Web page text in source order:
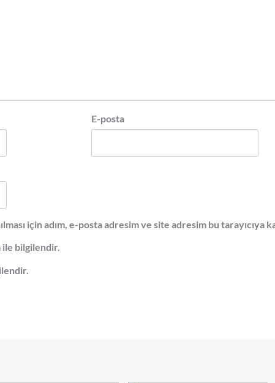
E-posta
için adım, e-posta adresim ve site adresim bu tarayıcıya
bilgilendir.